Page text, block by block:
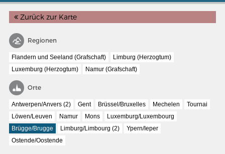
MERIANS DEUTSCHLAND 1642 - 1654
Interaktive Karte
Bildergalerie Topographia Germaniae
Impressum
Zurück zur Karte
Regionen
Flandern und Seeland (Grafschaft)
Limburg (Herzogtum)
Luxemburg (Herzogtum)
Namur (Grafschaft)
Orte
Antwerpen/Anvers (2) Gent Brüssel/Bruxelles Mechelen
Tournai
Löwen/Leuven
Namur Mons
Luxemburg/Luxembourg
Brügge/Brugge
Limburg/Limbourg (2)
Ypern/Ieper
Ostende/Oostende